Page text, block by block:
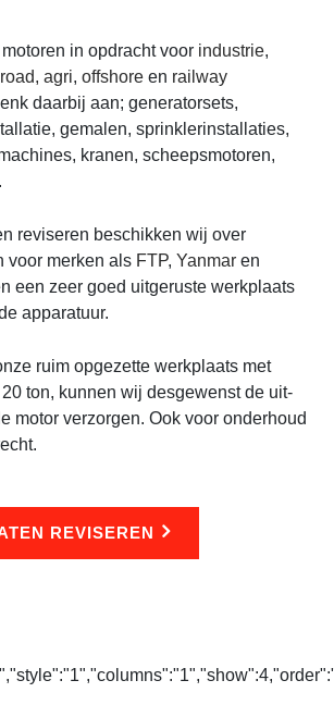
in opdracht voor industrie,
agri, offshore en railway
daarbij aan; generatorsets,
gemalen, sprinklerinstallaties,
kranen, scheepsmotoren,
reviseren beschikken wij over
voor merken als FTP, Yanmar en
een zeer goed uitgeruste werkplaats
apparatuur.
ruim opgezette werkplaats met
ton, kunnen wij desgewenst de uit-
motor verzorgen. Ook voor onderhoud
REVISEREN